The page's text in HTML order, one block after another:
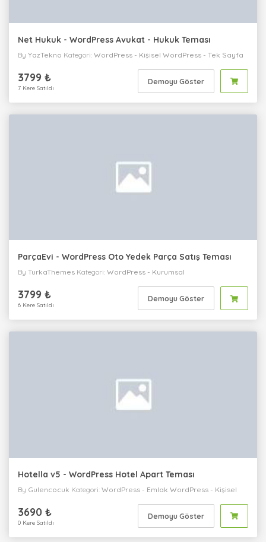
Net Hukuk - WordPress Avukat - Hukuk Teması
By YazTekno Kategori: WordPress - Kişisel WordPress - Tek Sayfa
3799 ₺
7 Kere Satıldı
Demoyu Göster
ParçaEvi - WordPress Oto Yedek Parça Satış Teması
By TurkaThemes Kategori: WordPress - Kurumsal
3799 ₺
6 Kere Satıldı
Demoyu Göster
Hotella v5 - WordPress Hotel Apart Teması
By Gulencocuk Kategori: WordPress - Emlak WordPress - Kişisel
3690 ₺
0 Kere Satıldı
Demoyu Göster